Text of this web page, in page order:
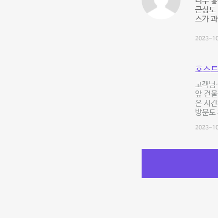
근성도
스가
2023-
호스
고객님
앞 건
은 시
방문
2023-